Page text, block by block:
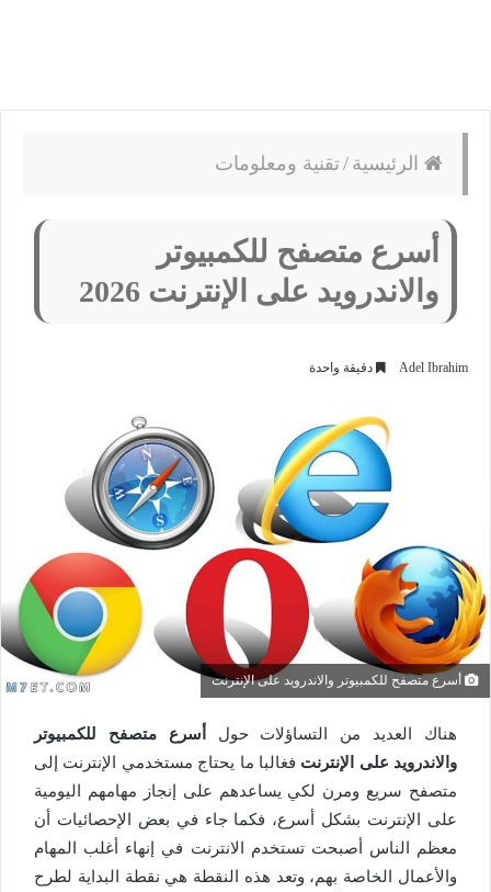
الرئيسية /تقنية ومعلومات
أسرع متصفح للكمبيوتر
والاندرويد على الإنترنت 2026
Adel Ibrahim دقيقة واحدة
أسرع متصفح للكمبيوتر والاندرويد على الإنترنت
هناك العديد من التساؤلات حول
أسرع متصفح للكمبيوتر
والاندرويد على الإنترنت فغالبا ما يحتاج مستخدمي الإنترنت إلى
متصفح سريع ومرن لكي يساعدهم على إنجاز مهامهم اليومية
على الإنترنت بشكل أسرع، فكما جاء في بعض الإحصائيات أن
معظم الناس أصبحت تستخدم الانترنت في إنهاء أغلب المهام
والأعمال الخاصة بهم، وتعد هذه النقطة هي نقطة البداية لطرح